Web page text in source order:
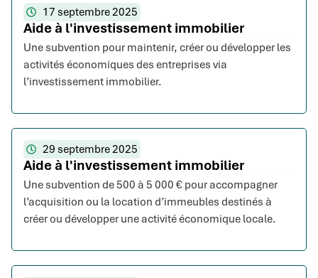
17 septembre 2025
Aide à l'investissement immobilier
Une subvention pour maintenir, créer ou développer les
activités économiques des entreprises via
l’investissement immobilier.
29 septembre 2025
Aide à l'investissement immobilier
Une subvention de 500 à 5 000 € pour accompagner
l’acquisition ou la location d’immeubles destinés à
créer ou développer une activité économique locale.